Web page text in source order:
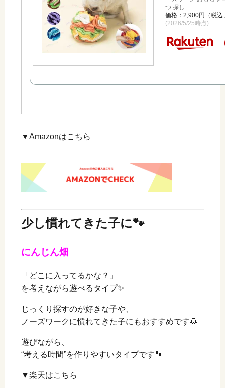
つ 探し
価格：2,900円（税込
(2026/5/25時点)
▼Amazonはこちら
少し慣れてきた子に🐾
にんじん畑
「どこに入ってるかな？」
を考えながら遊べるタイプ✨
じっくり探すのが好きな子や、
ノーズワークに慣れてきた子にもおすすめです🐶
遊びながら、
“考える時間”を作りやすいタイプです🐾
▼楽天はこちら